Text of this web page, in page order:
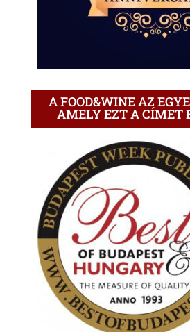
A FOOD&WINE AZ
AMELY EZT A CÍMET